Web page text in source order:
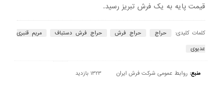
قیمت پایه به یک فرش تبریز رسید.
کلمات کلیدی: حراج حراج فرش حراج فرش دستباف
مریم قنبری
عدیوی
منبع: روابط عمومی شرکت فرش ایران 1323 بازدید